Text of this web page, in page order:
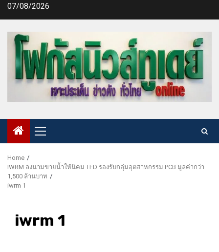
Skip07/08/2026
Primary
Menu
Home
IWRM ลงนามขายน้ำให้นิคม TFD รองรับกลุ่มอุตสาหกรรม PCB มูลค่ากว่า
1,500 ล้านบาท
iwrm 1
iwrm 1